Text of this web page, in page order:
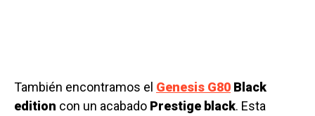
También encontramos el Genesis G80 Black
edition con un acabado Prestige black. Esta